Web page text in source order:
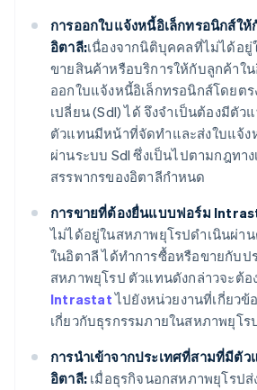
การออกใบแจ้งหนี้อิเล็กทรอนิกส์ใ
อิตาลี:เนื่องจากนิติบุคคลที่ไม่ได้อ
ขายสินค้าหรือบริการให้กับลูกค้าใ
ออกใบแจ้งหนี้อิเล็กทรอนิกส์โดยต
เปลี่ยน (SdI) ได้ จึงจำเป็นต้องมีตัว
ตัวแทนมีหน้าที่จัดทำและส่งใบแจ้ง
ผ่านระบบ SdI ซึ่งเป็นไปตามกฎทา
สรรพากรของอิตาลีกำหนด
การขายที่ต้องยื่นแบบฟอร์ม
ไม่ได้อยู่ในสหภาพยุโรปดำเนินผ่า
ในอิตาลี ได้ทำการซื้อหรือขายกับป
สหภาพยุโรป ตัวแทนดังกล่าวจะต้อ
Intrastatไปยังหน่วยงานที่เกี่ยวข้
เกี่ยวกับธุรกรรมภายในสหภาพยุโร
การนำเข้าจากประเทศที่สามที่มีตัว
อิตาลี: เมื่อธุรกิจนอกสหภาพยุโรป